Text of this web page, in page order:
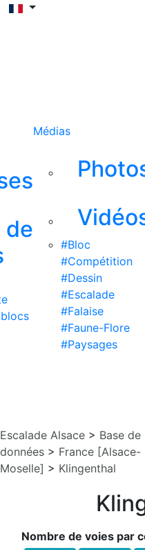
de
Médias
#Bloc
#Compétition
#Dessin
#Escalade
#Falaise
#Faune-Flore
#Paysages
Escalade Alsace > Base de
données > France [Alsace-
Moselle] > Klingenthal
Nombre de voies par